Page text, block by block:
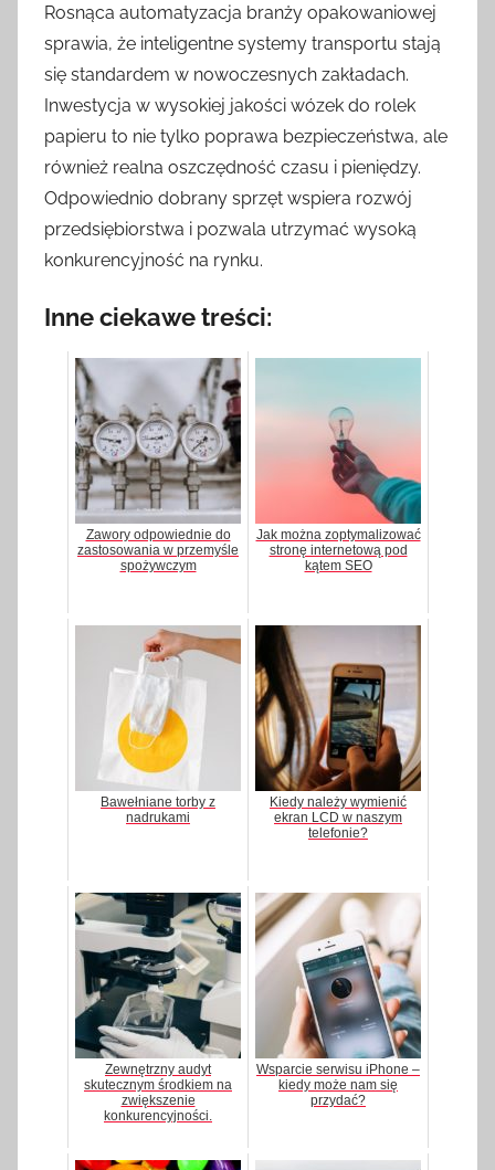
Rosnąca automatyzacja branży opakowaniowej
sprawia, że inteligentne systemy transportu stają
się standardem w nowoczesnych zakładach.
Inwestycja w wysokiej jakości wózek do rolek
papieru to nie tylko poprawa bezpieczeństwa, ale
również realna oszczędność czasu i pieniędzy.
Odpowiednio dobrany sprzęt wspiera rozwój
przedsiębiorstwa i pozwala utrzymać wysoką
konkurencyjność na rynku.
Inne ciekawe treści:
Zawory odpowiednie do
zastosowania w przemyśle
spożywczym
Jak można zoptymalizować
stronę internetową pod
kątem SEO
Bawełniane torby z
nadrukami
Kiedy należy wymienić
ekran LCD w naszym
telefonie?
Zewnętrzny audyt
skutecznym środkiem na
zwiększenie
konkurencyjności.
Wsparcie serwisu iPhone –
kiedy może nam się
przydać?